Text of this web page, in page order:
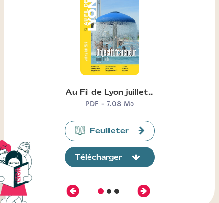
Au Fil de Lyon juillet…
PDF - 7.08 Mo
Feuilleter
Télécharger
Précédent
Suivant
Diapositive
Diapositive
Diapositive